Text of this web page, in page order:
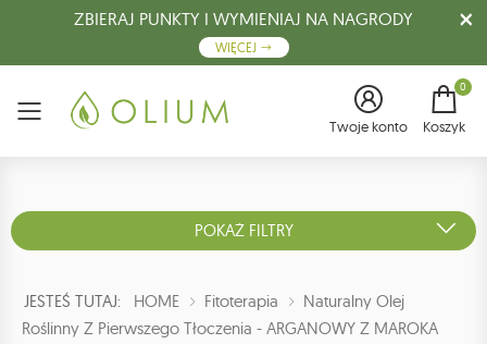
ZBIERAJ PUNKTY I WYMIENIAJ NA NAGRODY
WIĘCEJ
Menu Twoje konto
0
Koszyk
POKAŻ FILTRY
JESTEŚ TUTAJ: HOME Fitoterapia
Naturalny Olej
Roślinny Z Pierwszego Tłoczenia - ARGANOWY Z MAROKA